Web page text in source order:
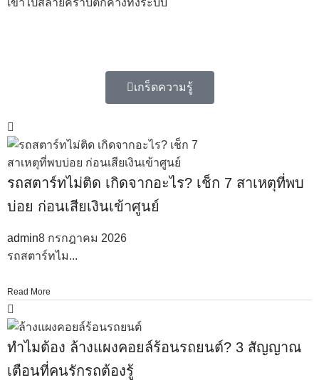
เข้าไปสลายคราบตกค้างทั้งระบบ
เกร็ดความรู้
รถสตาร์ทไม่ติด เกิดจากอะไร? เช็ก 7 สาเหตุที่พบ
บ่อย ก่อนเสียเงินเข้าศูนย์
admin8 กรกฎาคม 2026
รถสตาร์ทไม...
Read More
ทำไมต้อง ล้างแผงคอยล์ร้อนรถยนต์? 3 สัญญาณ
เตือนที่คนรักรถต้องรู้